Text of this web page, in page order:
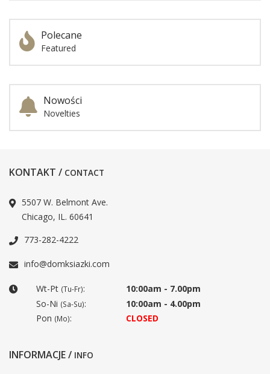
Polecane
Featured
Nowości
Novelties
KONTAKT / CONTACT
5507 W. Belmont Ave.
Chicago, IL. 60641
773-282-4222
info@domksiazki.com
Wt-Pt (Tu-Fr):
10:00am - 7.00pm
So-Ni (Sa-Su):
10:00am - 4.00pm
Pon (Mo): CLOSED
INFORMACJE / INFO